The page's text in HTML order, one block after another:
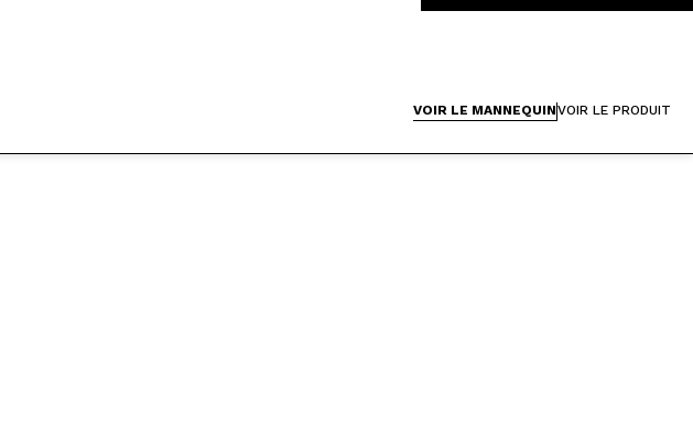
VOIR LE MANNEQUINVOIR LE PRODUIT